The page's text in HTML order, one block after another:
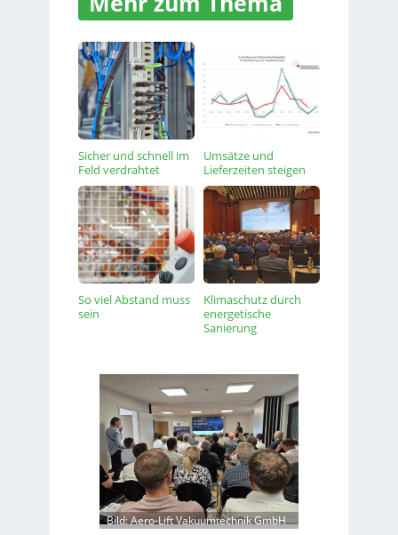
Sicher und schnell im
Feld verdrahtet
Umsätze und
Lieferzeiten steigen
So viel Abstand muss
sein
Klimaschutz durch
energetische
Sanierung
Bild: Aero-Lift Vakuumtechnik GmbH